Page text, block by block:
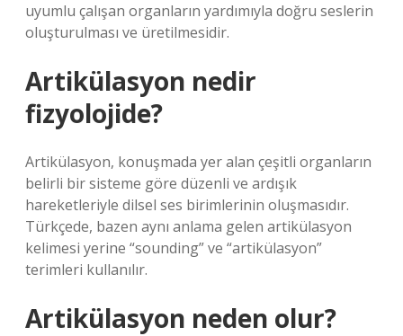
uyumlu çalışan organların yardımıyla doğru seslerin
oluşturulması ve üretilmesidir.
Artikülasyon nedir
fizyolojide?
Artikülasyon, konuşmada yer alan çeşitli organların
belirli bir sisteme göre düzenli ve ardışık
hareketleriyle dilsel ses birimlerinin oluşmasıdır.
Türkçede, bazen aynı anlama gelen artikülasyon
kelimesi yerine “sounding” ve “artikülasyon”
terimleri kullanılır.
Artikülasyon neden olur?